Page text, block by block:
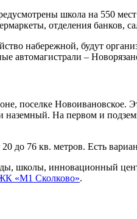
школа на 550
отделения банков,
набережной, будут
автомагистрали –
поселке
На первом и
до 76 кв. метров. Есть
школы, инновационный
«М1 Сколково».